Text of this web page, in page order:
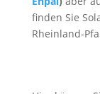
finden Sie
Rheinland-